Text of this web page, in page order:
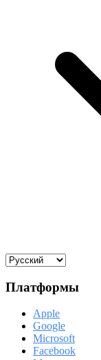
Платформы
Apple
Google
Microsoft
Facebook